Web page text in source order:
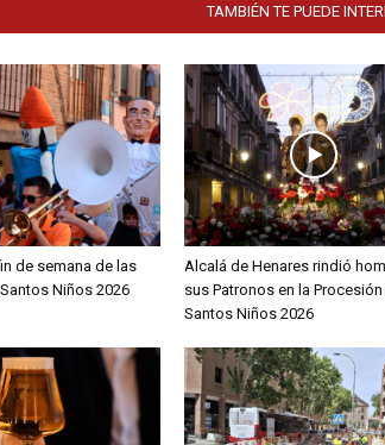
TAMBIÉN TE PUEDE
de semana de las
Niños 2026
Alcalá de Henares rindió
sus Patronos en la
Santos Niños 2026